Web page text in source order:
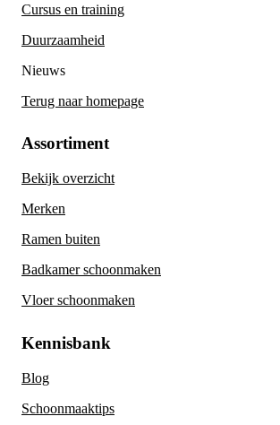
Cursus en training
Duurzaamheid
Nieuws
Terug naar homepage
Assortiment
Bekijk overzicht
Merken
Ramen buiten
Badkamer schoonmaken
Vloer schoonmaken
Kennisbank
Blog
Schoonmaaktips